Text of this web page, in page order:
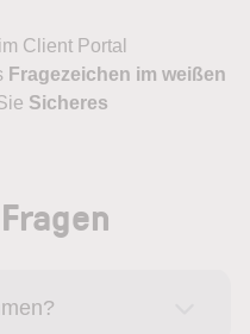
im Client Portal
Fragezeichen im weißen
Sicheres